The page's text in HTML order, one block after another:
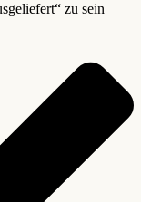
zu sein